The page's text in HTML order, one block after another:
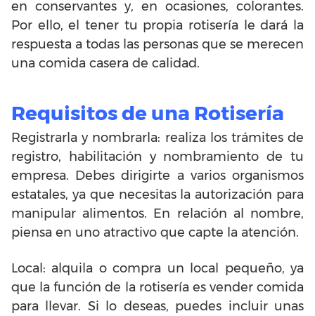
en conservantes y, en ocasiones, colorantes.
Por ello, el tener tu propia rotisería le dará la
respuesta a todas las personas que se merecen
una comida casera de calidad.
Requisitos de una Rotisería
Registrarla y nombrarla: realiza los trámites de
registro, habilitación y nombramiento de tu
empresa. Debes dirigirte a varios organismos
estatales, ya que necesitas la autorización para
manipular alimentos. En relación al nombre,
piensa en uno atractivo que capte la atención.
Local: alquila o compra un local pequeño, ya
que la función de la rotisería es vender comida
para llevar. Si lo deseas, puedes incluir unas